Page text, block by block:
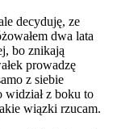
decyduję, ze
dwa lata
bo znikają
prowadzę
z siebie
widział z boku to
wiązki rzucam.